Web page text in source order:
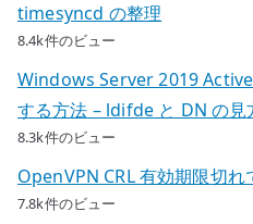
timesyncd の整理
8.4k件のビュー
Windows Server 2019
する方法 – ldifde と DN の見
8.3k件のビュー
OpenVPN CRL 有効期限切
7.8k件のビュー